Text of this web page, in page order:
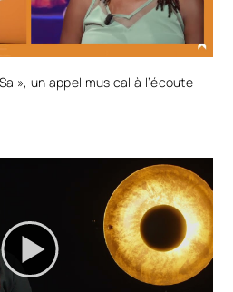
», un appel musical à l’écoute